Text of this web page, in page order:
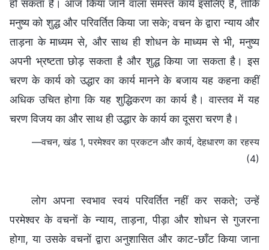
हो सकता है। आज किया जाने वाला समस्त कार्य इसलिए है, ताकि
मनुष्य को शुद्ध और परिवर्तित किया जा सके; वचन के द्वारा न्याय और
ताड़ना के माध्यम से, और साथ ही शोधन के माध्यम से भी, मनुष्य
अपनी भ्रष्टता छोड़ सकता है और शुद्ध किया जा सकता है। इस
चरण के कार्य को उद्धार का कार्य मानने के बजाय यह कहना कहीं
अधिक उचित होगा कि यह शुद्धिकरण का कार्य है। वास्तव में यह
चरण विजय का और साथ ही उद्धार के कार्य का दूसरा चरण है।
—वचन, खंड 1, परमेश्वर का प्रकटन और कार्य, देहधारण का रहस्य
(4)
लोग अपना स्वभाव स्वयं परिवर्तित नहीं कर सकते; उन्हें
परमेश्वर के वचनों के न्याय, ताड़ना, पीड़ा और शोधन से गुजरना
होगा, या उसके वचनों द्वारा अनुशासित और काट-छाँट किया जाना